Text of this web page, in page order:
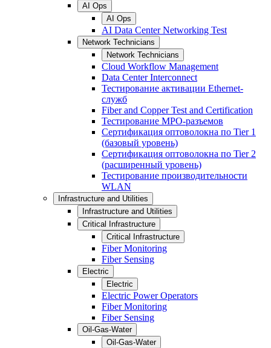
AI Ops
AI Ops
AI Data Center Networking Test
Network Technicians
Network Technicians
Cloud Workflow Management
Data Center Interconnect
Тестирование активации Ethernet-
служб
Fiber and Copper Test and Certification
Тестирование МРО-разъемов
Сертификация оптоволокна по Tier 1
(базовый уровень)
Сертификация оптоволокна по Tier 2
(расширенный уровень)
Тестирование производительности
WLAN
Infrastructure and Utilities
Infrastructure and Utilities
Critical Infrastructure
Critical Infrastructure
Fiber Monitoring
Fiber Sensing
Electric
Electric
Electric Power Operators
Fiber Monitoring
Fiber Sensing
Oil-Gas-Water
Oil-Gas-Water